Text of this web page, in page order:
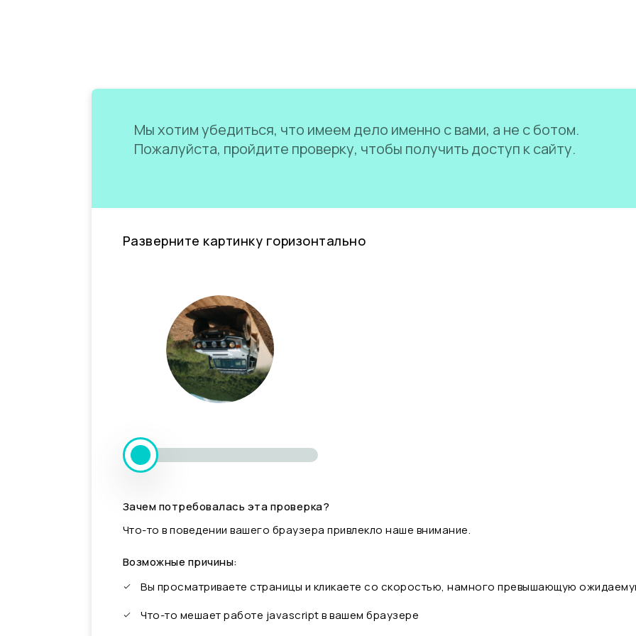
Мы хотим убедиться, что имеем дело именно с вами, а не с ботом.
Пожалуйста, пройдите проверку, чтобы получить доступ к сайту.
Разверните картинку горизонтально
Зачем потребовалась эта проверка?
Что-то в поведении вашего браузера привлекло наше внимание.
Возможные причины:
Вы просматриваете страницы и кликаете со скоростью, намного превышающую
Что-то мешает работе javascript в вашем браузере